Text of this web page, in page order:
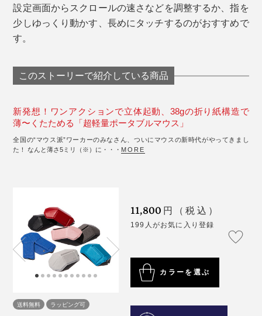
設定画面からスクロールの速さなどを調整するか、指を
少しゆっくり動かす、長めにタッチするのがおすすめで
す。
このストーリーで紹介している商品
新発想！ワンアクションで立体起動、38gの折り紙構造で
薄〜くたためる「超軽量ポータブルマウス」
全国の“マウス派”ワーカーのみなさん、ついにマウスの新時代がやってきまし
た！ なんと薄さ5ミリ（※）に・・・ MORE
送料無料 ラッピング可
11,800 円（税込）
199人がお気に入り登録
カラーを選ぶ